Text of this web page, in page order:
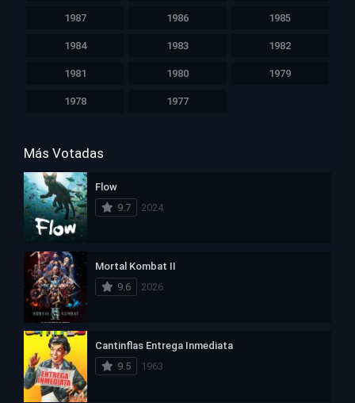
1987 1986 1985
1984 1983 1982
1981 1980 1979
1978 1977
Más Votadas
Flow
9.7
2024
Mortal Kombat II
9.6
2026
Cantinflas Entrega Inmediata
9.5
1963